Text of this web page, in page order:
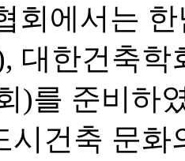
회에서는
대한건축학
)를 준비하
시건축 문